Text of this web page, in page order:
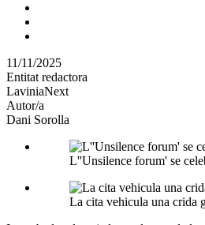
Comparteix
altres
xarxes
socials
11/11/2025
Entitat redactora
LaviniaNext
Autor/a
Dani Sorolla
L''Unsilence forum' se
La cita vehicula una crida